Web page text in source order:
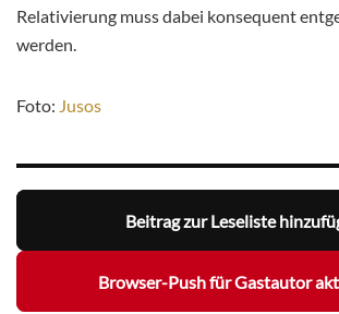
Relativierung muss dabei konsequent
werden.
Foto: Jusos
Beitrag zur Leseliste
Browser-Push für Gastautor